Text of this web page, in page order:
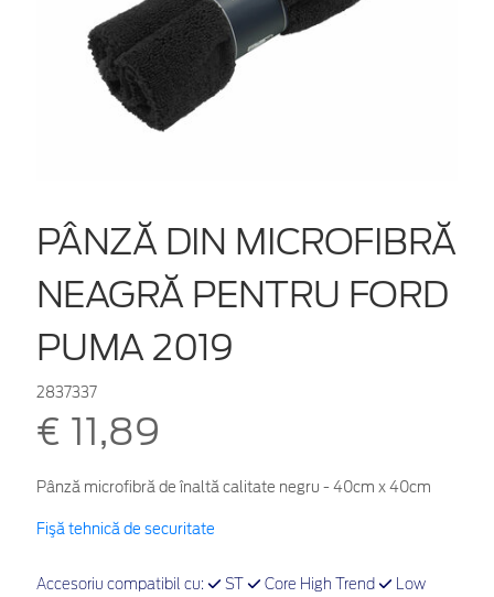
PÂNZĂ DIN MICROFIBRĂ
NEAGRĂ PENTRU FORD
PUMA 2019
2837337
€ 11,89
Pânză microfibră de înaltă calitate negru - 40cm x 40cm
Fişă tehnică de securitate
Accesoriu compatibil cu: ST Core High Trend
Low